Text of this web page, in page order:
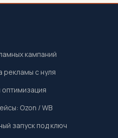
кампаний
рекламы с нуля
Ozon / WB
запуск под ключ